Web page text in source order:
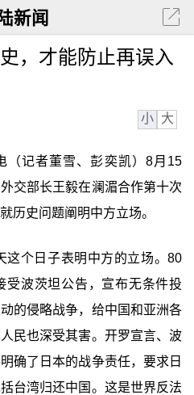
新闻
，才能防止再误入
小 大
（记者董雪、彭奕凯）8月15
交部长王毅在澜湄合作第十次
历史问题阐明中方立场。
这个日子表明中方的立场。80
受波茨坦公告，宣布无条件投
的侵略战争，给中国和亚洲各
民也深受其害。开罗宣言、波
确了日本的战争责任，要求日
台湾归还中国。这是世界反法